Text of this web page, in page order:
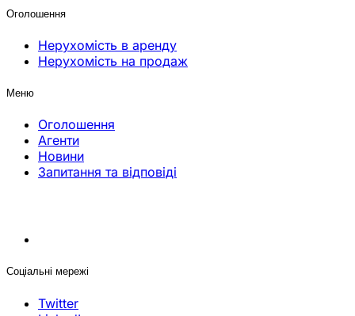
Оголошення
Нерухомість в аренду
Нерухомість на продаж
Меню
Оголошення
Агенти
Новини
Запитання та відповіді
Соціальні мережі
Twitter